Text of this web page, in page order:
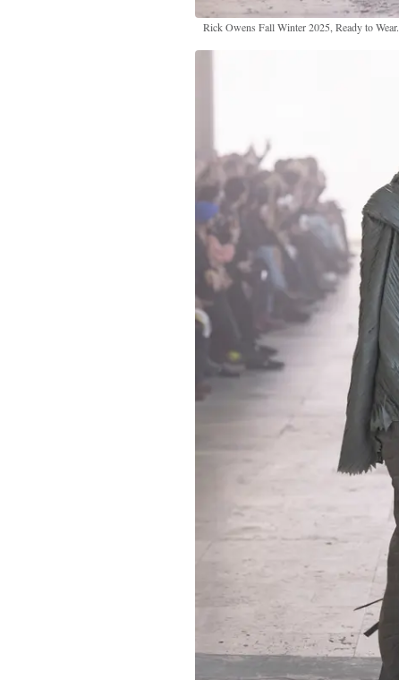
Rick Owens Fall Winter 2025, Ready to Wear.